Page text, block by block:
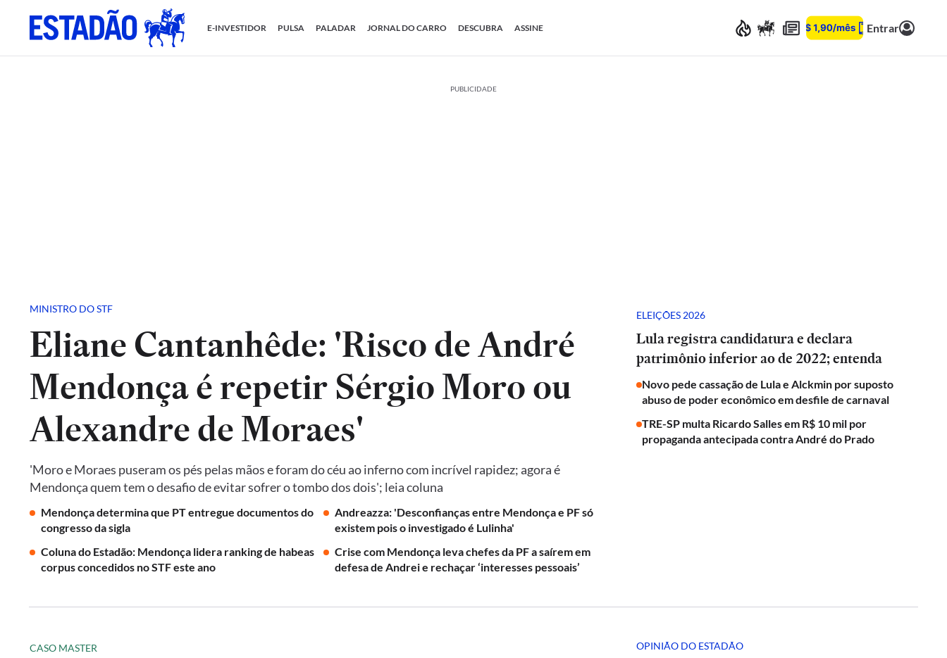
E-INVESTIDOR PULSA PALADAR JORNAL DO CARRO DESCUBRA ASSINE Entrar
PUBLICIDADE
MINISTRO DO STF
Eliane Cantanhêde: 'Risco de André
Mendonça é repetir Sérgio Moro ou
Alexandre de Moraes'
'Moro e Moraes puseram os pés pelas mãos e foram do céu ao inferno com incrível rapidez; agora é
Mendonça quem tem o desafio de evitar sofrer o tombo dos dois'; leia coluna
Mendonça determina que PT entregue documentos do
congresso da sigla
Andreazza: 'Desconfianças entre Mendonça e PF só
existem pois o investigado é Lulinha'
Coluna do Estadão: Mendonça lidera ranking de habeas
corpus concedidos no STF este ano
Crise com Mendonça leva chefes da PF a saírem em
defesa de Andrei e rechaçar ‘interesses pessoais’
ELEIÇÕES 2026
Lula registra candidatura e declara
patrimônio inferior ao de 2022; entenda
Novo pede cassação de Lula e Alckmin por suposto
abuso de poder econômico em desfile de carnaval
TRE-SP multa Ricardo Salles em R$ 10 mil por
propaganda antecipada contra André do Prado
CASO MASTER OPINIÃO DO ESTADÃO